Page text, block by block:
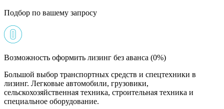
Подбор по вашему запросу
Возможность оформить лизинг без аванса (0%)
Большой выбор транспортных средств и спецтехники в
лизинг. Легковые автомобили, грузовики,
сельскохозяйственная техника, строительная техника и
специальное оборудование.